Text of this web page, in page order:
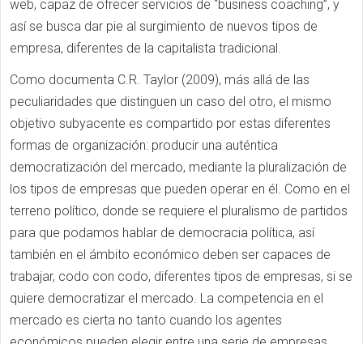
web, capaz de ofrecer servicios de “business coaching”, y
así se busca dar pie al surgimiento de nuevos tipos de
empresa, diferentes de la capitalista tradicional.
Como documenta C.R. Taylor (2009), más allá de las
peculiaridades que distinguen un caso del otro, el mismo
objetivo subyacente es compartido por estas diferentes
formas de organización: producir una auténtica
democratización del mercado, mediante la pluralización de
los tipos de empresas que pueden operar en él. Como en el
terreno político, donde se requiere el pluralismo de partidos
para que podamos hablar de democracia política, así
también en el ámbito económico deben ser capaces de
trabajar, codo con codo, diferentes tipos de empresas, si se
quiere democratizar el mercado. La competencia en el
mercado es cierta no tanto cuando los agentes